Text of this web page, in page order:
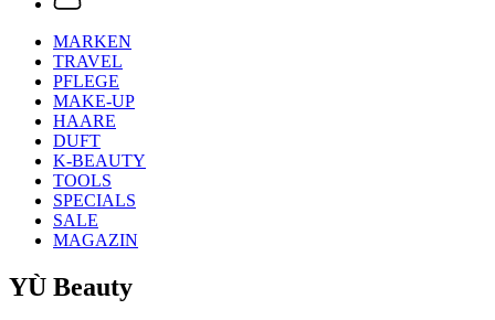
MARKEN
TRAVEL
PFLEGE
MAKE-UP
HAARE
DUFT
K-BEAUTY
TOOLS
SPECIALS
SALE
MAGAZIN
YÙ Beauty